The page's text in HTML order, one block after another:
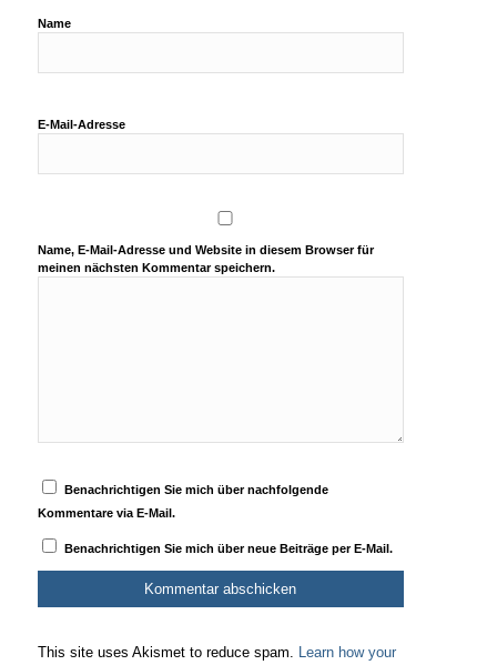
Name
E-Mail-Adresse
Name, E-Mail-Adresse und Website in diesem Browser für
meinen nächsten Kommentar speichern.
Benachrichtigen Sie mich über nachfolgende
Kommentare via E-Mail.
Benachrichtigen Sie mich über neue Beiträge per E-Mail.
This site uses Akismet to reduce spam.
Learn how your